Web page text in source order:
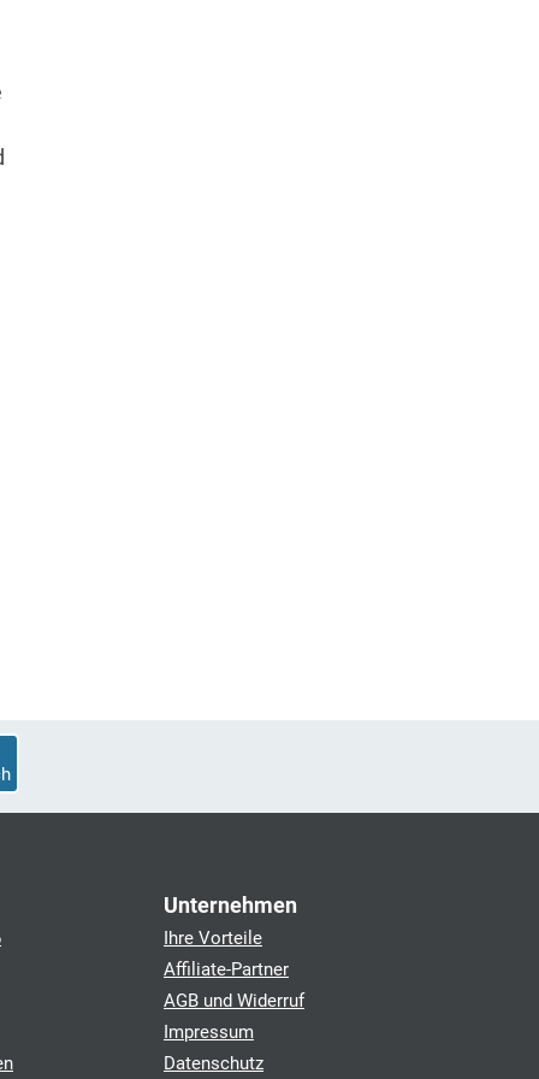
Unternehmen
Ihre Vorteile
Affiliate-Partner
AGB und Widerruf
Impressum
Datenschutz